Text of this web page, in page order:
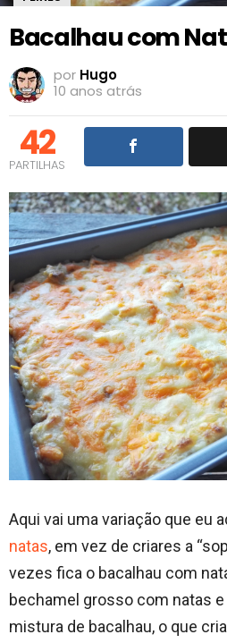
Bacalhau com
por Hugo
10 anos atrás
42
PARTILHAS
Aqui vai uma variação que eu
natas, em vez de criares a
vezes fica o bacalhau com
bechamel grosso com natas
mistura de bacalhau, o que